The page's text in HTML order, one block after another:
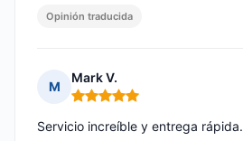
Opinión traducida
M
Mark V.
Nota: 5 de 5
Servicio increíble y entrega rápida.